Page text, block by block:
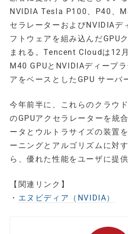
NVIDIA Tesla P100、P40、
セラレーターおよびNVIDIAデ
フトウェアを組み込んだGPU
まれる。Tencent Cloudは12
M40 GPUとNVIDIAディープ
アをベースとしたGPU サーバ
今年前半に、これらのクラウ
のGPUアクセラレーターを統
ータとウルトラサイズの装置
ーニングとアルゴリズムに対
ら、優れた性能をユーザに提
【関連リンク】
・ エヌビディア（NVIDIA）